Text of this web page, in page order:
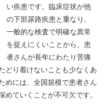
い疾患です。臨床症状が他
の下部尿路疾患と重なり、
一般的な検査で明確な異常
を捉えにくいことから、患
者さんが長年にわたり苦痛
どり着けないことも少なくあ
めには、全国規模で患者さん
ていくことが不可欠です。